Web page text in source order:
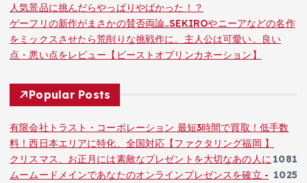
人気景品に挑んだらやっぱりやばかった！？
ゲーフリの新作がまさかの賛否両論..SEKIROやニーアなどの名作
をミックスさせたら荒削りな挑戦作に。主人公は可愛い。良い
点・悪い点をレビュー【ビーストオブリンカネーション】
Popular Posts
有限会社トラスト・コーポレーション 最短3時間で買取！低手数
料！西日本エリアに特化、全国対応【ファクタリング福岡 】
1081
クリスマス、お正月には素敵なプレゼントを大切なあの人に
1025
ムームードメインであなたのオンラインプレゼンスを確立 -